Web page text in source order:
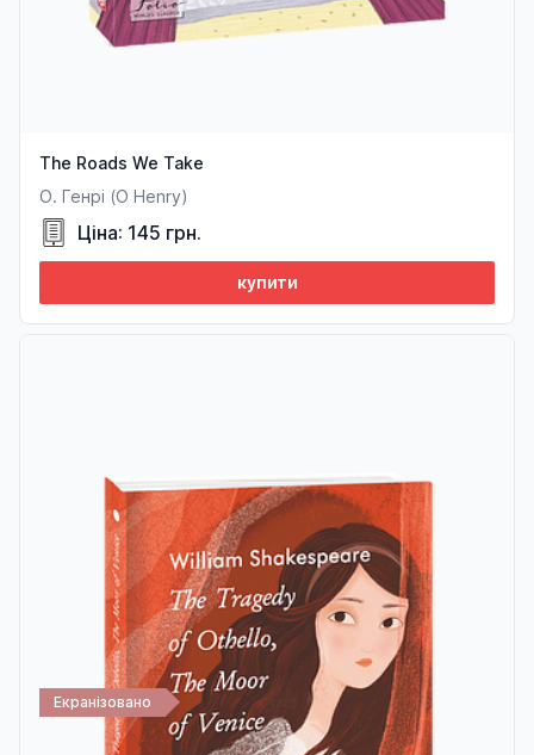
The Roads We Take
О. Генрі (O Henry)
Ціна: 145 грн.
купити
Екранізовано